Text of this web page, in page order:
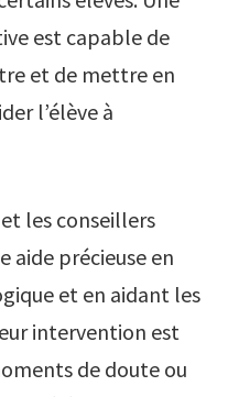
est capable de
et de mettre en
l’élève à
les conseillers
aide précieuse en
et en aidant les
intervention est
de doute ou